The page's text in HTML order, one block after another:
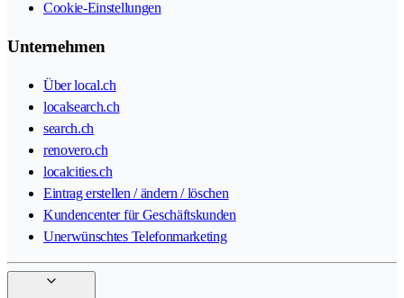
Cookie-Einstellungen
Unternehmen
Über local.ch
localsearch.ch
search.ch
renovero.ch
localcities.ch
Eintrag erstellen / ändern / löschen
Kundencenter für Geschäftskunden
Unerwünschtes Telefonmarketing